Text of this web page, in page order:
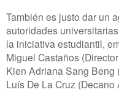
También es justo dar un
autoridades
la iniciativa estudiantil,
Miguel Castaños
Kien Adriana Sang Beng
Luís De La Cruz